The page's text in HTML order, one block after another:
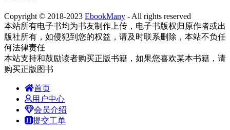
Copyright © 2018-2023 EbookMany - All rights reserved
本站所有电子书均为书友制作上传，电子书版权归原作者或出
版社所有，如侵犯到您的权益，请及时联系删除，本站不负任
何法律责任
本站支持和鼓励读者购买正版书籍，如果您喜欢某本书籍，请
购买正版图书
首页
用户中心
会员介绍
提交工单